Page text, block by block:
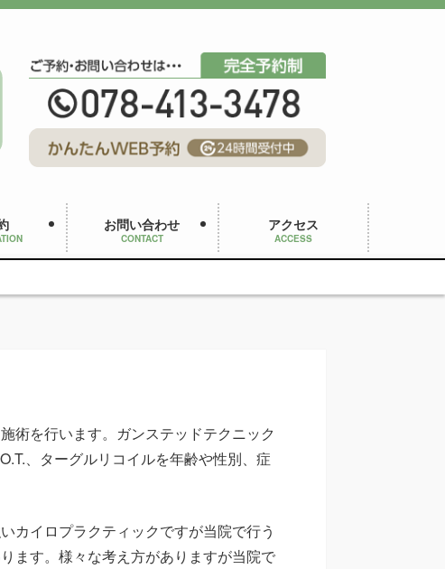
お問い合わせ
CONTACT
アクセス
ACCESS
術を行います。ガンステッドテクニック
、ターグルリコイルを年齢や性別、症
カイロプラクティックですが当院で行う
ます。様々な考え方がありますが当院で